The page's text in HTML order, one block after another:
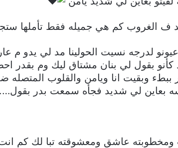
ف الغروب كم هي جميله فقط تأملها
لدرجه نسيت الحولينا مد لي يدو م
بقول لي بنان مشتاق ليك وم بقدر
وبقيت انا ويامن والقلوب
بعاين لي شديد فجأه سمعت بدر
عاشق ومعشوقته تبا لك كم